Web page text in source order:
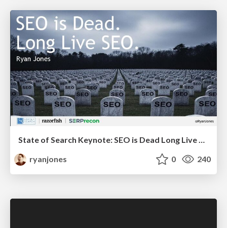
State of Search Keynote: SEO is Dead Long Live SEO
ryanjones
0 240